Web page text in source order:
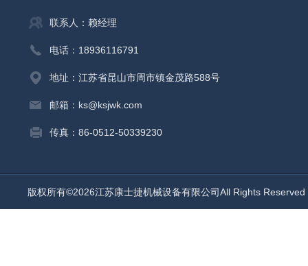
联系人：赖经理
电话：18936116791
地址：江苏省昆山市周市镇金茂路588号
邮箱：ks@ksjwk.com
传真：86-0512-50339230
版权所有©2026江苏康士捷机械设备有限公司All Rights